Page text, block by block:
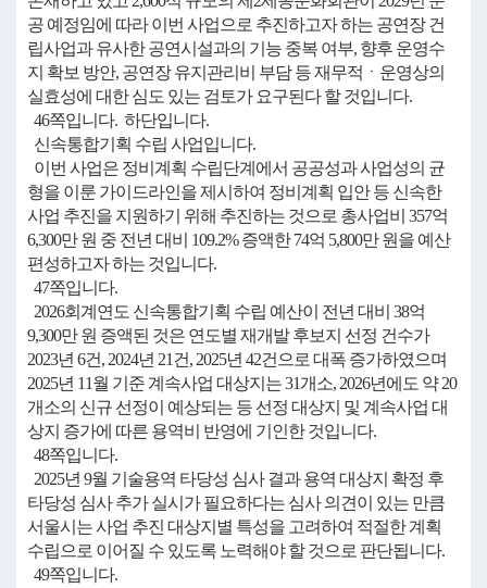
공 예정임에 따라 이번 사업으로 추진하고자 하는 공연장 건
립사업과 유사한 공연시설과의 기능 중복 여부, 향후 운영수
지 확보 방안, 공연장 유지관리비 부담 등 재무적ㆍ운영상의
실효성에 대한 심도 있는 검토가 요구된다 할 것입니다.
46쪽입니다. 하단입니다.
신속통합기획 수립 사업입니다.
이번 사업은 정비계획 수립단계에서 공공성과 사업성의 균
형을 이룬 가이드라인을 제시하여 정비계획 입안 등 신속한
사업 추진을 지원하기 위해 추진하는 것으로 총사업비 357억
6,300만 원 중 전년 대비 109.2% 증액한 74억 5,800만 원을 예산
편성하고자 하는 것입니다.
47쪽입니다.
2026회계연도 신속통합기획 수립 예산이 전년 대비 38억
9,300만 원 증액된 것은 연도별 재개발 후보지 선정 건수가
2023년 6건, 2024년 21건, 2025년 42건으로 대폭 증가하였으며
2025년 11월 기준 계속사업 대상지는 31개소, 2026년에도 약 20
개소의 신규 선정이 예상되는 등 선정 대상지 및 계속사업 대
상지 증가에 따른 용역비 반영에 기인한 것입니다.
48쪽입니다.
2025년 9월 기술용역 타당성 심사 결과 용역 대상지 확정 후
타당성 심사 추가 실시가 필요하다는 심사 의견이 있는 만큼
서울시는 사업 추진 대상지별 특성을 고려하여 적절한 계획
수립으로 이어질 수 있도록 노력해야 할 것으로 판단됩니다.
49쪽입니다.